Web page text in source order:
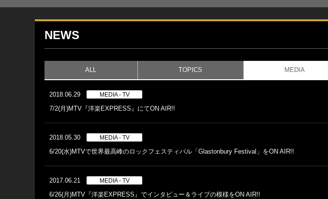
NEWS
ALL TOPICS MEDIA
2018.06.29 MEDIA - TV
7/2(月)MTV『洋楽EXPRESS』にてON AIR!!
2018.05.30 MEDIA - TV
6/20(水)MTVで世界最高峰のロックフェスティバル「Glastonbury Festival」をON AIR!!
2017.06.21 MEDIA - TV
6/26(月)MTV『洋楽EXPRESS』でインタビュー＆ライブの模様をON AIR!!